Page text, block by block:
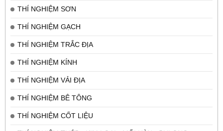
THÍ NGHIỆM SƠN
THÍ NGHIỆM GẠCH
THÍ NGHIỆM TRẮC ĐỊA
THÍ NGHIỆM KÍNH
THÍ NGHIỆM VẢI ĐỊA
THÍ NGHIỆM BÊ TÔNG
THÍ NGHIỆM CỐT LIỆU